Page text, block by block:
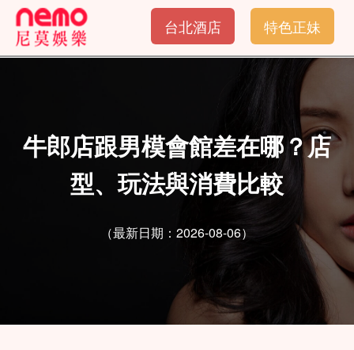
特色正妹
台北酒店
牛郎店跟男模會館差在哪？店
型、玩法與消費比較
（最新日期：2026-08-06）